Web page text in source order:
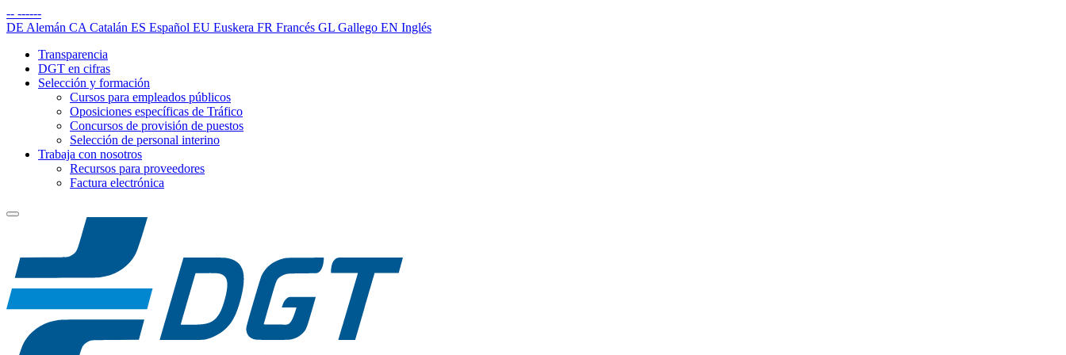
-- ------
DE Alemán CA Catalán ES Español EU Euskera FR Francés GL Gallego EN Inglés
Transparencia
DGT en cifras
Selección y formación
Cursos para empleados públicos
Oposiciones específicas de Tráfico
Concursos de provisión de puestos
Selección de personal interino
Trabaja con nosotros
Recursos para proveedores
Factura electrónica